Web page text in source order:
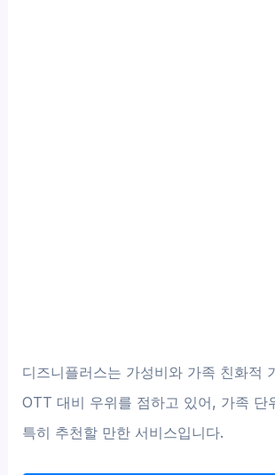
디즈니플러스는 가성비와 가족 친화적
OTT 대비 우위를 점하고 있어, 가족 단
특히 추천할 만한 서비스입니다.